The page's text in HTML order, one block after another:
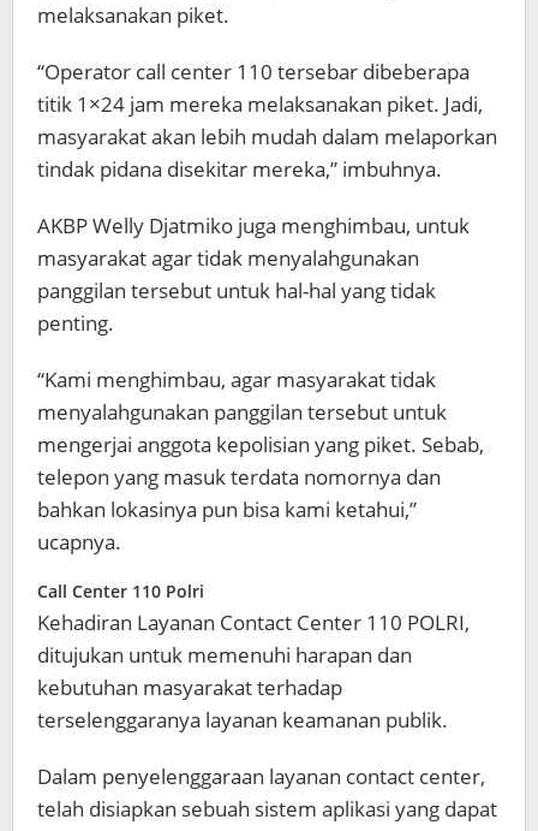
melaksanakan piket.
“Operator call center 110 tersebar dibeberapa
titik 1×24 jam mereka melaksanakan piket. Jadi,
masyarakat akan lebih mudah dalam melaporkan
tindak pidana disekitar mereka,” imbuhnya.
AKBP Welly Djatmiko juga menghimbau, untuk
masyarakat agar tidak menyalahgunakan
panggilan tersebut untuk hal-hal yang tidak
penting.
“Kami menghimbau, agar masyarakat tidak
menyalahgunakan panggilan tersebut untuk
mengerjai anggota kepolisian yang piket. Sebab,
telepon yang masuk terdata nomornya dan
bahkan lokasinya pun bisa kami ketahui,”
ucapnya.
Call Center 110 Polri
Kehadiran Layanan Contact Center 110 POLRI,
ditujukan untuk memenuhi harapan dan
kebutuhan masyarakat terhadap
terselenggaranya layanan keamanan publik.
Dalam penyelenggaraan layanan contact center,
telah disiapkan sebuah sistem aplikasi yang dapat